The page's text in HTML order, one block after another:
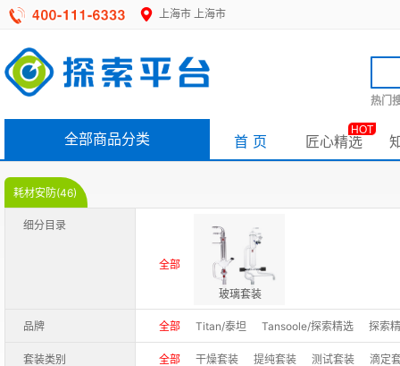
上海市 上海市
热门
全部商品分类 首 页 匠心精选
HOT
耗材安防(46)
细分目录
全部
玻璃套装
品牌 全部 Titan/泰坦 Tansoole/探索精选 探索
套装类别 全部 干燥套装 提纯套装 测试套装 滴定